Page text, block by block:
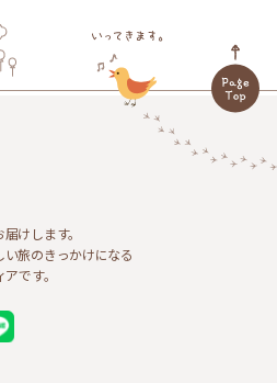
けします。
旅のきっかけになる
です。